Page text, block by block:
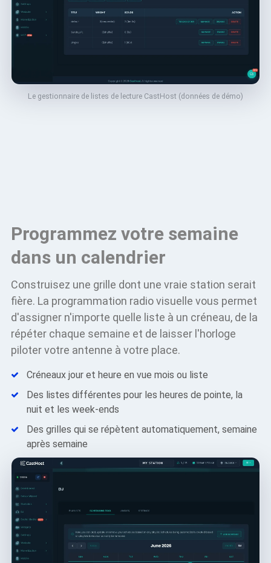
Le gestionnaire de listes de lecture CastHost (données de démo)
Programmez votre semaine
dans un calendrier
Construisez une grille dont une vraie station serait
fière. La programmation radio visuelle vous permet
d'assigner n'importe quelle liste à un créneau, de la
répéter chaque semaine et de laisser l'horloge
piloter votre antenne à votre place.
Créneaux jour et heure en vue mois ou liste
Des listes différentes pour les heures de pointe, la
nuit et les week-ends
Des grilles qui se répètent automatiquement, semaine
après semaine